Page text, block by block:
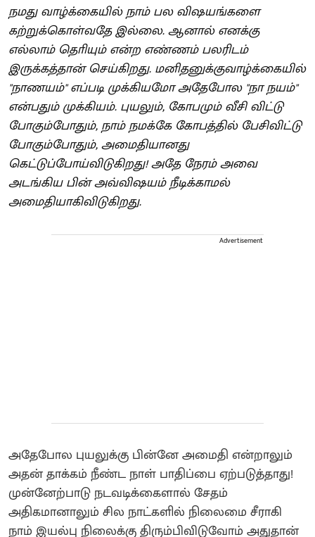
நமது வாழ்க்கையில் நாம் பல விஷயங்களை
கற்றுக்கொள்வதே இல்லை. ஆனால் எனக்கு
எல்லாம் தொியும் என்ற எண்ணம் பலரிடம்
இருக்கத்தான் செய்கிறது. மனிதனுக்குவாழ்க்கையில்
"நாணயம்" எப்படி முக்கியமோ அதேபோல "நா நயம்"
என்பதும் முக்கியம். புயலும், கோபமும் வீசி விட்டு
போகும்போதும், நாம் நமக்கே கோபத்தில் பேசிவிட்டு
போகும்போதும், அமைதியானது
கெட்டுப்போய்விடுகிறது! அதே நேரம் அவை
அடங்கிய பின் அவ்விஷயம் நீடிக்காமல்
அமைதியாகிவிடுகிறது.
Advertisement
அதேபோல புயலுக்கு பின்னே அமைதி என்றாலும்
அதன் தாக்கம் நீண்ட நாள் பாதிப்பை ஏற்படுத்தாது!
முன்னேற்பாடு நடவடிக்கைளால் சேதம்
அதிகமானாலும் சில நாட்களில் நிலைமை சீராகி
நாம் இயல்பு நிலைக்கு திரும்பிவிடுவோம் அதுதான்